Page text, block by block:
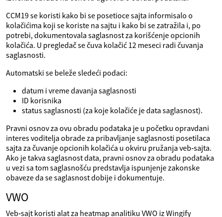
CCM19 se koristi kako bi se posetioce sajta informisalo o
kolačićima koji se koriste na sajtu i kako bi se zatražila i, po
potrebi, dokumentovala saglasnost za korišćenje opcionih
kolačića. U pregledač se čuva kolačić 12 meseci radi čuvanja
saglasnosti.
Automatski se beleže sledeći podaci:
datum i vreme davanja saglasnosti
ID korisnika
status saglasnosti (za koje kolačiće je data saglasnost).
Pravni osnov za ovu obradu podataka je u početku opravdani
interes voditelja obrade za pribavljanje saglasnosti posetilaca
sajta za čuvanje opcionih kolačića u okviru pružanja veb‑sajta.
Ako je takva saglasnost data, pravni osnov za obradu podataka
u vezi sa tom saglasnošću predstavlja ispunjenje zakonske
obaveze da se saglasnost dobije i dokumentuje.
VWO
Veb‑sajt koristi alat za heatmap analitiku VWO iz Wingify